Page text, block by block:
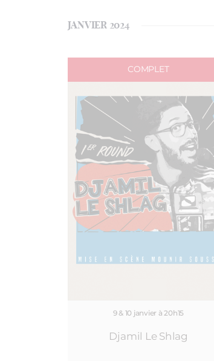
JANVIER 2024
COMPLET
9 & 10 janvier à 20h15
Djamil Le Shlag